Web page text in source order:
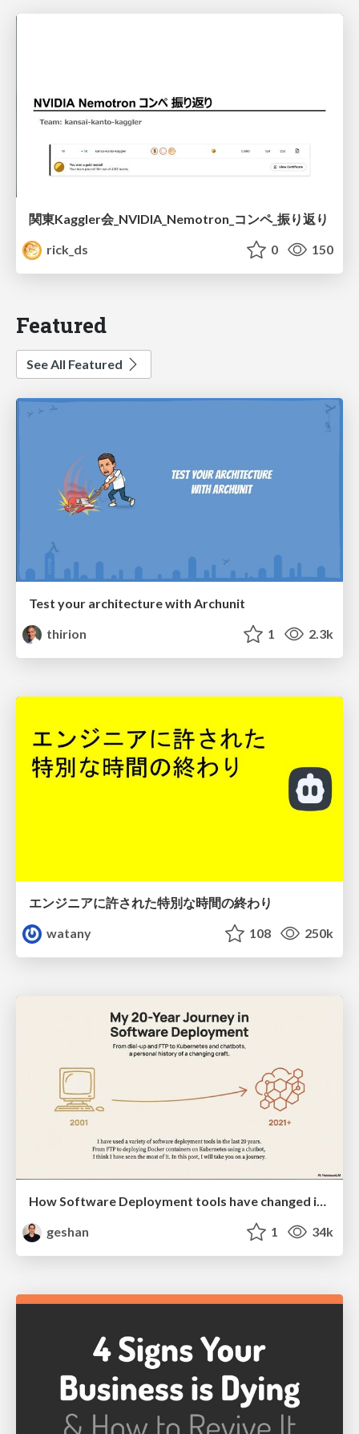
関東Kaggler会_NVIDIA_Nemotron_コンペ_振り返り
rick_ds
0 150
Featured
See All Featured
Test your architecture with Archunit
thirion
1 2.3k
エンジニアに許された特別な時間の終わり
watany
108 250k
How Software Deployment tools have changed in the past 20 years
geshan
1 34k